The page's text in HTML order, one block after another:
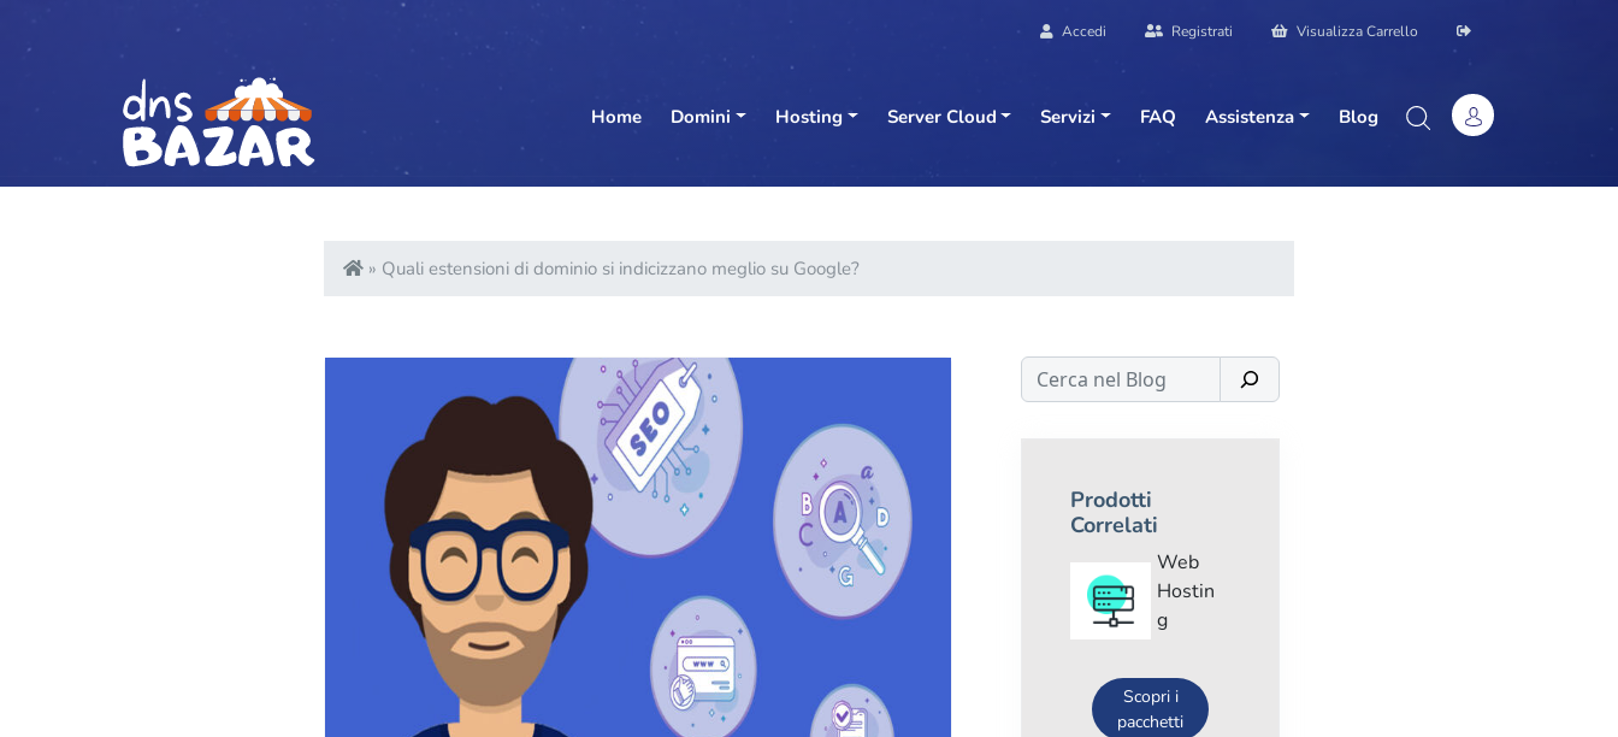
Accedi Registrati Visualizza Carrello
Home Domini Hosting Server Cloud Servizi FAQ Assistenza Blog
» Quali estensioni di dominio si indicizzano meglio su Google?
Cerca
Prodotti
Correlati
Web
Hostin
g
Scopri i
pacchetti